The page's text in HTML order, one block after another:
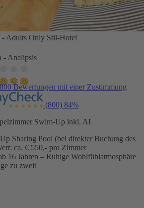
Adults Only Stil-Hotel
- Analipsis
Bewertungen mit einer Zustimmung
(800) 84%
Swim-Up inkl. AI
Sharing Pool (bei direkter Buchung des
ca. € 550,- pro Zimmer
16 Jahren – Ruhige Wohlfühlatmosphäre
zu zweit